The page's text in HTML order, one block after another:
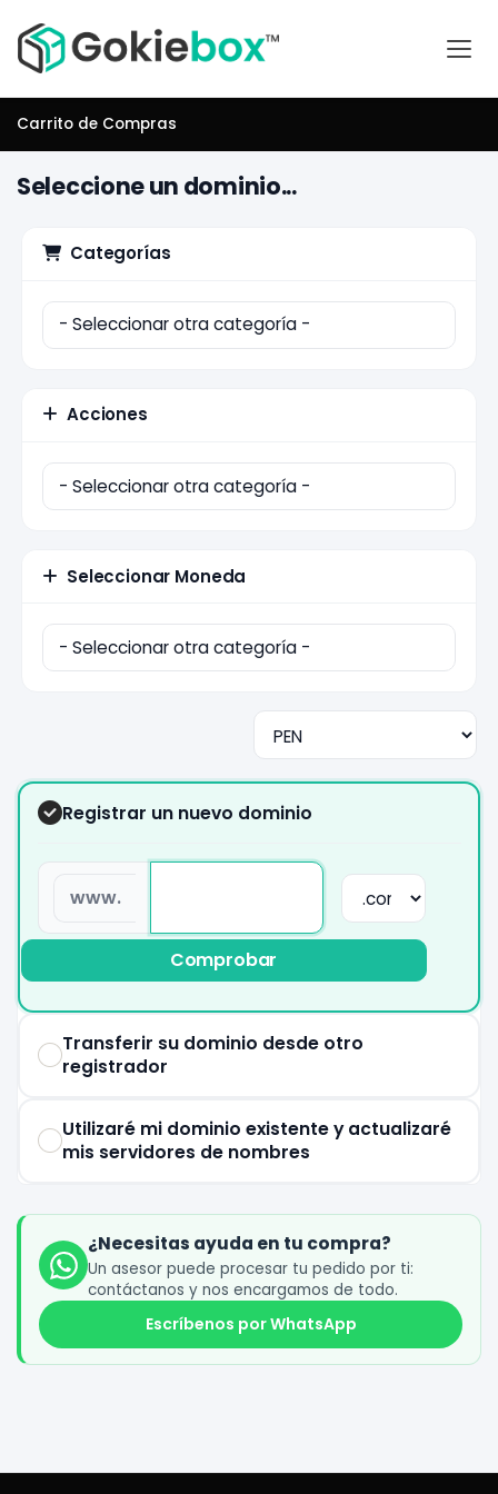
Carrito de Compras
Seleccione un dominio...
Categorías
Acciones
Seleccionar Moneda
Registrar un nuevo dominio
www.
Comprobar
Transferir su dominio desde otro
registrador
Utilizaré mi dominio existente y actualizaré
mis servidores de nombres
¿Necesitas ayuda en tu compra?
Un asesor puede procesar tu pedido por ti:
contáctanos y nos encargamos de todo.
Escríbenos por WhatsApp